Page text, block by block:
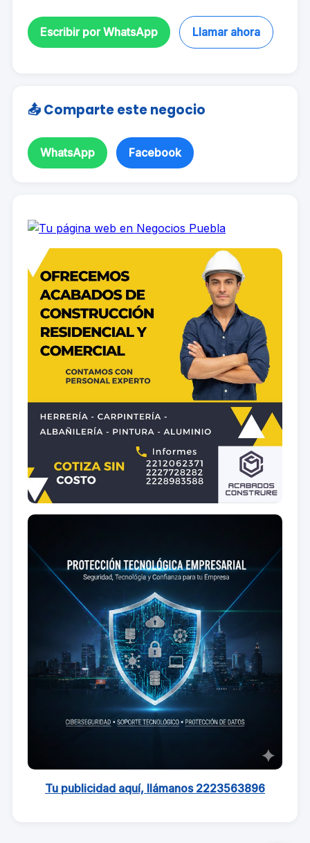
Escribir por WhatsApp Llamar ahora
📤 Comparte este negocio
WhatsApp Facebook
Tu publicidad aquí, llámanos 2223563896